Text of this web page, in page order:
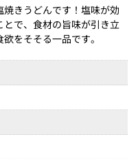
きうどんです！塩味が効
で、食材の旨味が引き立
をそそる一品です。